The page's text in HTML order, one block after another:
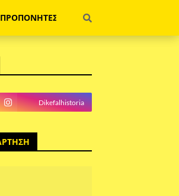
ΠΡΟΠΟΝΗΤΕΣ
Dikefalhistoria